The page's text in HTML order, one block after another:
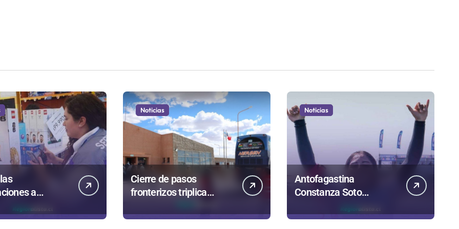
a
termina en
Noticias
Cierre de pasos
fronterizos triplica
importar carnes por
Noticias
Antofagastina
Constanza Soto
competirá en Maldivas,
Portugal y Brasil por el